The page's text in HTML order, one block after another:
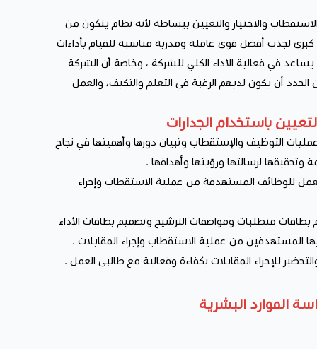
والاختيار والتعيين ببساطة لأنه نظام يتكون من
كبرى لجذب أفضل قوى عاملة ومدربة مناسبة للقيام بأداءات
يساعد في فعالية الأداء الكلي للشركة ، وخاصة أن الشركة
أن يكون لديهم الرغبة في التعلم والتكيف، والعمل
باستخدام الجدارات
التوظيف والإستقطاب وتبيان دورها وأهميتها في نجاح
وتحقيقها لرسالتها ورؤيتها وأهدافها .
للوظائف المستهدفة من عملية الاستقطاب وإجراء
متطلبات ومواصفات الترشيح وتصميم بطاقات الأداء
المستهدفين من عملية الاستقطاب وإجراء المقابلات .
للإجراء المقابلات بكفاءة وفعالية مع طالبي العمل .
الموارد البشرية